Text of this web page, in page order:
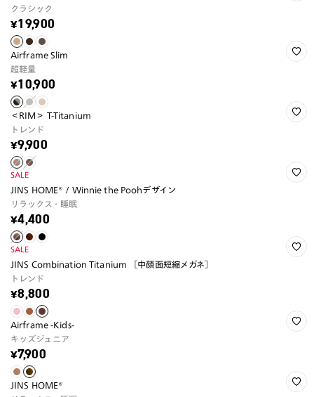
クラシック
¥19,900
Airframe Slim
超軽量
¥10,900
＜RIM＞ T-Titanium
トレンド
¥9,900
SALE
JINS HOME® / Winnie the Poohデザイン
リラックス・睡眠
¥4,400
SALE
JINS Combination Titanium ［中顔面短縮メガネ］
トレンド
¥8,800
Airframe -Kids-
キッズジュニア
¥7,900
JINS HOME®